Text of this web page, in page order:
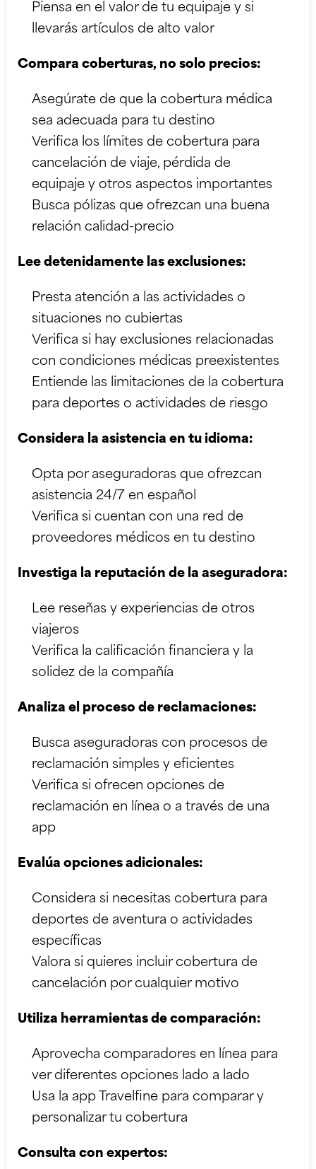
Piensa en el valor de tu equipaje y si
llevarás artículos de alto valor
Compara coberturas, no solo precios:
Asegúrate de que la cobertura médica
sea adecuada para tu destino
Verifica los límites de cobertura para
cancelación de viaje, pérdida de
equipaje y otros aspectos importantes
Busca pólizas que ofrezcan una buena
relación calidad-precio
Lee detenidamente las exclusiones:
Presta atención a las actividades o
situaciones no cubiertas
Verifica si hay exclusiones relacionadas
con condiciones médicas preexistentes
Entiende las limitaciones de la cobertura
para deportes o actividades de riesgo
Considera la asistencia en tu idioma:
Opta por aseguradoras que ofrezcan
asistencia 24/7 en español
Verifica si cuentan con una red de
proveedores médicos en tu destino
Investiga la reputación de la aseguradora:
Lee reseñas y experiencias de otros
viajeros
Verifica la calificación financiera y la
solidez de la compañía
Analiza el proceso de reclamaciones:
Busca aseguradoras con procesos de
reclamación simples y eficientes
Verifica si ofrecen opciones de
reclamación en línea o a través de una
app
Evalúa opciones adicionales:
Considera si necesitas cobertura para
deportes de aventura o actividades
específicas
Valora si quieres incluir cobertura de
cancelación por cualquier motivo
Utiliza herramientas de comparación:
Aprovecha comparadores en línea para
ver diferentes opciones lado a lado
Usa la app Travelfine para comparar y
personalizar tu cobertura
Consulta con expertos: